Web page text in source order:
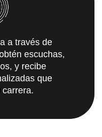
a través de
escuchas,
y recibe
que
carrera.